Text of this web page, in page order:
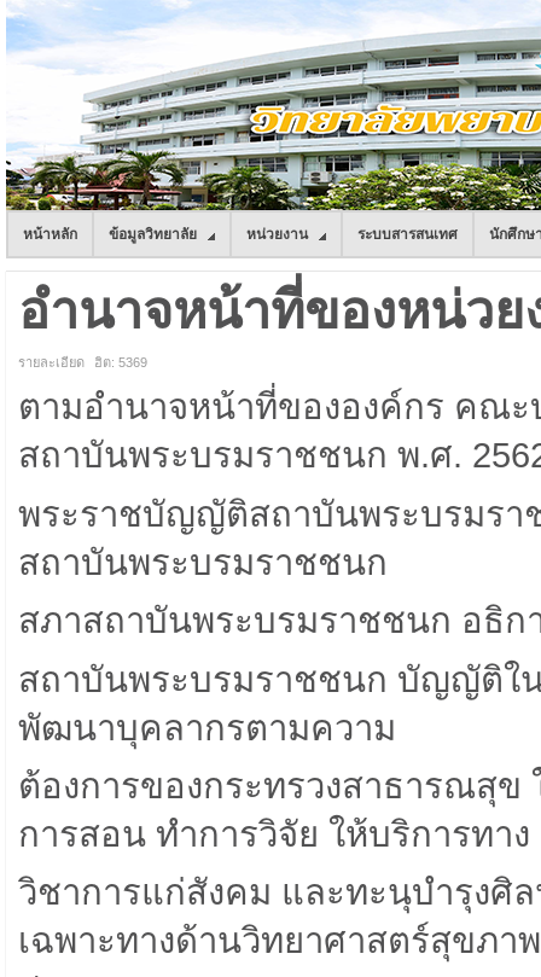
หน้าหลัก ข้อมูลวิทยาลัย หน่วยงาน ระบบสารสนเทศ นักศึกษ
อํานาจหน้าที่ของหน่วย
รายละเอียด ฮิต: 5369
ตามอํานาจหน้าที่ขององค์กร ค
สถาบันพระบรมราชชนก พ.ศ.
พระราชบัญญัติสถาบันพระบรมร
สถาบันพระบรมราชชนก
สภาสถาบันพระบรมราชชนก อธิก
สถาบันพระบรมราชชนก บัญญัติใ
พัฒนาบุคลากรตามความ
ต้องการของกระทรวงสาธารณสุข
การสอน ทําการวิจัย ให้บริการทาง
วิชาการแก่สังคม และทะนุบํารุงศิ
เฉพาะทางด้านวิทยาศาสตร์สุขภาพ